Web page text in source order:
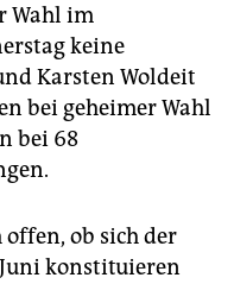
Wahl im
keine
Karsten Woldeit
bei geheimer Wahl
bei 68
ob sich der
konstituieren